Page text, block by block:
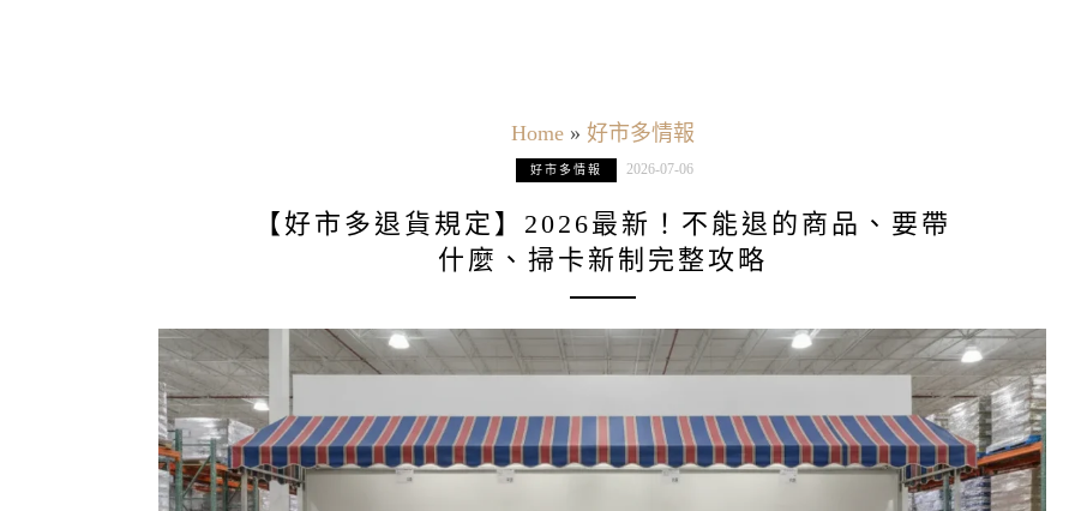
Home» 好市多情報
好市多情報 2026-07-06
【好市多退貨規定】2026最新！不能退的商品、要帶
什麼、掃卡新制完整攻略